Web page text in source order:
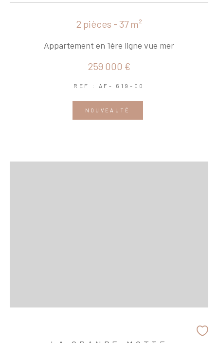
2 pièces - 37 m²
Appartement en 1ère ligne vue mer
259 000 €
REF : AF- 619-00
NOUVEAUTÉ